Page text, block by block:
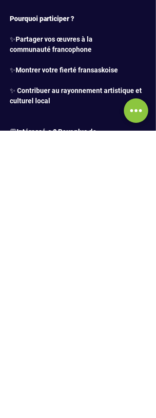
Pourquoi participer ?
✨Partager vos œuvres à la
communauté francophone
✨Montrer votre fierté fransaskoise
✨ Contribuer au rayonnement artistique et
culturel local
💬Intéressé·e ? Pour plus de